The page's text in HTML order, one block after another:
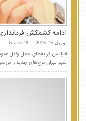
ادامه کشمکش
آوریل 16, 2016 5:48 ب.ظ
افزایش کرایه‌های حمل ونقل
شهر تهران نرخ‌های جدید را